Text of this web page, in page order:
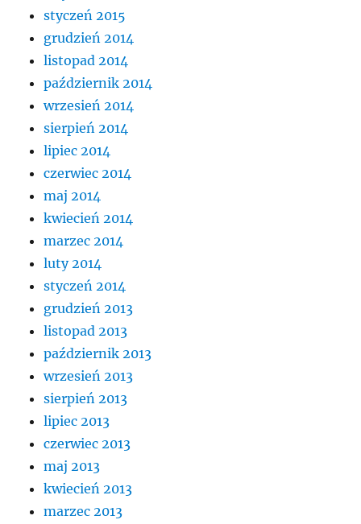
styczeń 2015
grudzień 2014
listopad 2014
październik 2014
wrzesień 2014
sierpień 2014
lipiec 2014
czerwiec 2014
maj 2014
kwiecień 2014
marzec 2014
luty 2014
styczeń 2014
grudzień 2013
listopad 2013
październik 2013
wrzesień 2013
sierpień 2013
lipiec 2013
czerwiec 2013
maj 2013
kwiecień 2013
marzec 2013